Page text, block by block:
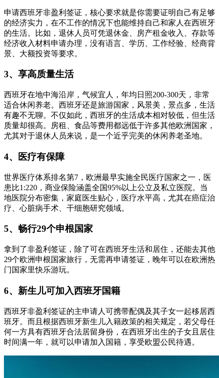
申请西班牙非盈利签证，核心要求就是你需要证明自己有足够
的经济实力，在不工作的情况下也能维持自己和家人在西班牙
的生活。比如，退休人员可凭退休金、房产租金收入、存款等
经济收入材料申请办理，没有语言、学历、工作经验、经商背
景、大额投资等要求。
3、享高质量生活
西班牙在地中海沿岸，气候宜人，年均日照200-300天，非常
适合休闲养老。西班牙还是旅游国家，风景美，景点多，生活
有趣不无聊。不仅如此，西班牙的生活成本相对较低，但生活
质量却很高。房租、食品等费用都远低于许多其他欧洲国家，
尤其对于退休人员来说，是一个近乎完美的休闲养老圣地。
4、医疗有保障
世界医疗体系排名第7，欧洲最早实施全民医疗国家之一，医
患比1:220，商业保险涵盖全国95%以上公立及私立医院。当
地医院分布密集，家庭医生贴心，医疗水平高，尤其在癌症治
疗、心脏病手术、干细胞研究领域。
5、畅行29个申根国家
拿到了非盈利签证，除了可在西班牙生活和居住，还能去其他
29个欧洲申根国家旅行，无需再申请签证，晚年可以在欧洲热
门国家里快乐游玩。
6、新生儿可加入西班牙国籍
西班牙非盈利签证的主申请人可携带配偶及其子女一起移居西
班牙。而且根据西班牙新生儿入籍政策的相关规定，若父母任
何一方具有西班牙合法居留身份，在西班牙出生的子女且居住
时间满一年，就可以申请加入国籍，享受欧盟公民待遇。